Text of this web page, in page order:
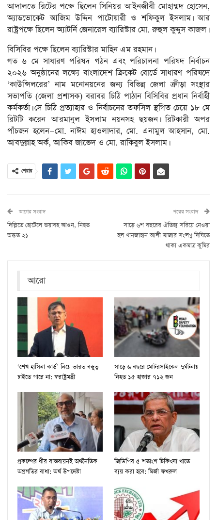
আদালতে রিটের পক্ষে ছিলেন সিনিয়র আইনজীবী মোহাম্মদ হোসেন,
অ্যাডভোকেট আজিম উদ্দিন পাটোয়ারী ও শফিকুল ইসলাম। আর
রাষ্ট্রপক্ষে ছিলেন অ্যাটর্নি জেনারেল ব্যারিস্টার মো. রুহুল কুদ্দুস কাজল।
বিসিবির পক্ষে ছিলেন ব্যারিস্টার মাহিন এম রহমান।
গত ৬ মে সাধারণ পরিষদ গঠন এবং পরিচালনা পরিষদ নির্বাচন
২০২৬ অনুষ্ঠানের লক্ষ্যে বাংলাদেশ ক্রিকেট বোর্ডে সাধারণ পরিষদে
‘কাউন্সিলরের’ নাম মনোনয়নের জন্য বিভিন্ন জেলা ক্রীড়া সংস্থার
সভাপতি (জেলা প্রশাসক) বরাবর চিঠি পাঠান বিসিবির প্রধান নির্বাহী
কর্মকর্তা। সে চিঠি প্রত্যাহার ও নির্বাচনের তফসিল স্থগিত চেয়ে ১৮ মে
রিটটি করেন আরমানুল ইসলাম নয়নসহ ছয়জন। রিটকারী অপর
পাঁচজন হলেন—মো. নাঈম হাওলাদার, মো. এনামুল আহসান, মো.
আবদুল্লাহ অর্ক, আকিব জাভেদ ও মো. রাকিবুল ইসলাম।
শেয়ার
আগের সংবাদ
দিল্লিতে হোটেলে ভয়াবহ আগুন, নিহত
অন্তত ২১
পরের সংবাদ
সাড়ে ৬শ বছরের ঐতিহ্য সরিয়ে নেওয়া
হল খানজাহান আলী মাজার সংলগ্ন দিঘিতে
থাকা একমাত্র কুমির
আরো
‘শেখ হাসিনা কার্ড’ নিয়ে ভারত বন্ধুত্ব
চাইতে পারে না: স্বরাষ্ট্রমন্ত্রী
সাড়ে ৬ বছরে মোটরসাইকেল দুর্ঘটনায়
নিহত ১৫ হাজার ৭১২ জন
প্রকল্পের ধীর বাস্তবায়নই অর্থনৈতিক
অগ্রগতির বাধা: অর্থ উপদেষ্টা
জিডিপির ৫ শতাংশ চিকিৎসা খাতে
ব্যয় করা হবে: মির্জা ফখরুল